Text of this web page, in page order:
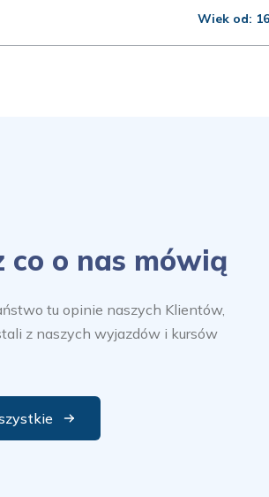
Wiek od:
co o nas mówią
tu opinie naszych Klientów,
z naszych wyjazdów i kursów